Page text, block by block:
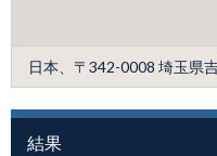
日本、〒342-0008 埼玉県
結果